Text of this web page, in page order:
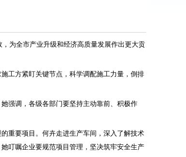
为全市产业升级和经济高质量发展作出更大贡
工方紧盯关键节点，科学调配施工力量，倒排
强调，各级各部门要坚持主动靠前、积极作
重要项目。何卉走进生产车间，深入了解技术
叮嘱企业要规范项目管理，坚决筑牢安全生产